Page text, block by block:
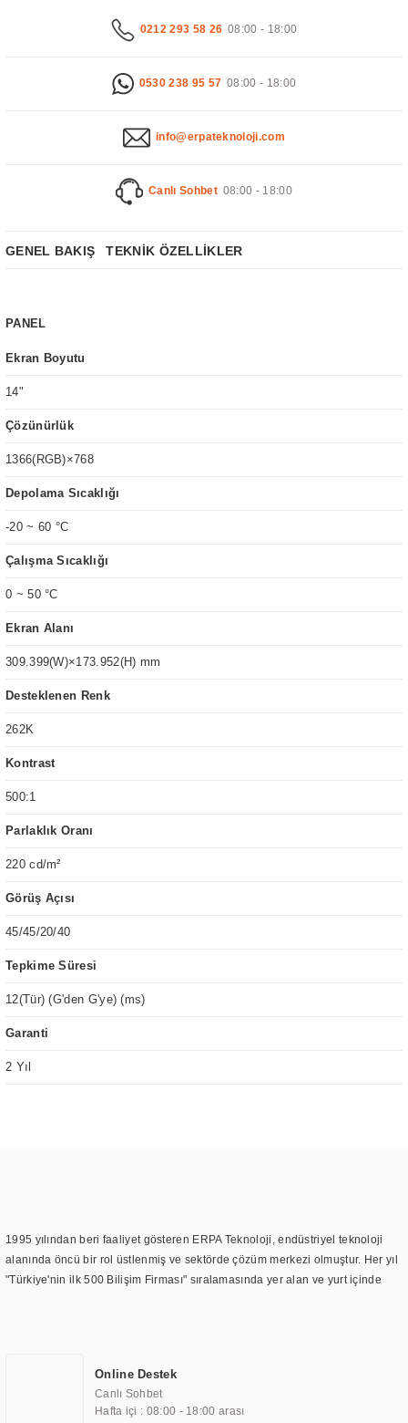
0212 293 58 26 08:00 - 18:00
0530 238 95 57 08:00 - 18:00
info@erpateknoloji.com
Canlı Sohbet 08:00 - 18:00
GENEL BAKIŞ TEKNİK ÖZELLİKLER
PANEL
Ekran Boyutu
14"
Çözünürlük
1366(RGB)×768
Depolama Sıcaklığı
-20 ~ 60 °C
Çalışma Sıcaklığı
0 ~ 50 °C
Ekran Alanı
309.399(W)×173.952(H) mm
Desteklenen Renk
262K
Kontrast
500:1
Parlaklık Oranı
220 cd/m²
Görüş Açısı
45/45/20/40
Tepkime Süresi
12(Tür) (G'den G'ye) (ms)
Garanti
2 Yıl
1995 yılından beri faaliyet gösteren ERPA Teknoloji, endüstriyel teknoloji
alanında öncü bir rol üstlenmiş ve sektörde çözüm merkezi olmuştur. Her yıl
"Türkiye'nin ilk 500 Bilişim Firması" sıralamasında yer alan ve yurt içinde
TOCHI markası altında kendi ürettiği ürünlerde kullanmıştır. Günümüzde
TOCHI; videowall, digital signage, kiosk, totem, akıllı durak ekranı, araç içi
ekran, asansör ekranı, digital menüboard, marin ekran, medikal ekran,
Online Destek
Canlı Sohbet
Hafta içi : 08:00 - 18:00 arası